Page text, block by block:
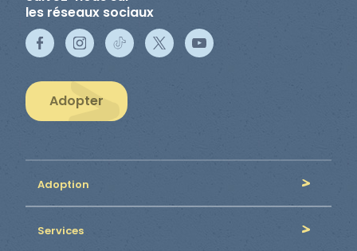
les réseaux sociaux
Adopter
Adoption
Services